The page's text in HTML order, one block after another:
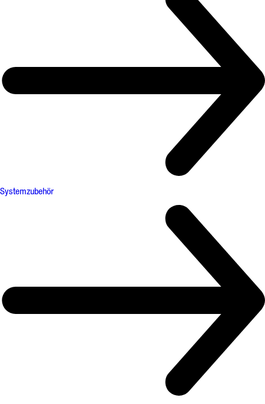
Systemzubehör